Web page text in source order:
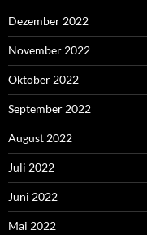
Dezember 2022
November 2022
Oktober 2022
September 2022
August 2022
Juli 2022
Juni 2022
Mai 2022